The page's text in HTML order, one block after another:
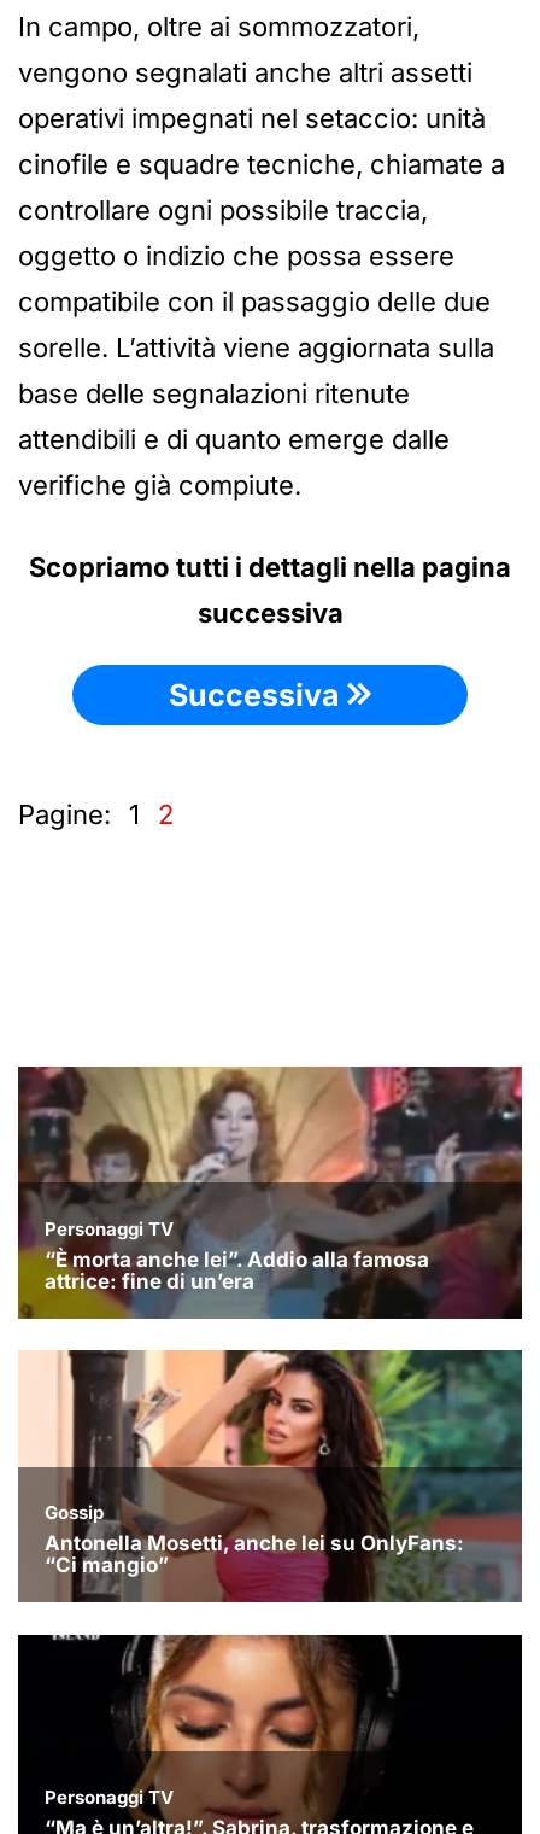
In campo, oltre ai sommozzatori,
vengono segnalati anche altri assetti
operativi impegnati nel setaccio: unità
cinofile e squadre tecniche, chiamate a
controllare ogni possibile traccia,
oggetto o indizio che possa essere
compatibile con il passaggio delle due
sorelle. L’attività viene aggiornata sulla
base delle segnalazioni ritenute
attendibili e di quanto emerge dalle
verifiche già compiute.
Scopriamo tutti i dettagli nella pagina
successiva
Successiva
Pagine: 1 2